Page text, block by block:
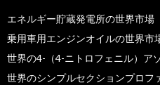
エネルギー貯蔵発電所の世界市場
乗用車用エンジンオイルの世界市
世界の4-（4-ニトロフェニル）ア
世界のシンプルセクションプロフ